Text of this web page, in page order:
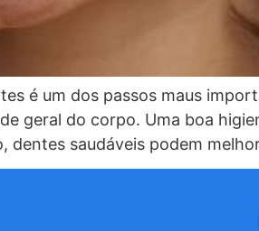
é um dos passos maus
geral do corpo. Uma boa
dentes saudáveis podem